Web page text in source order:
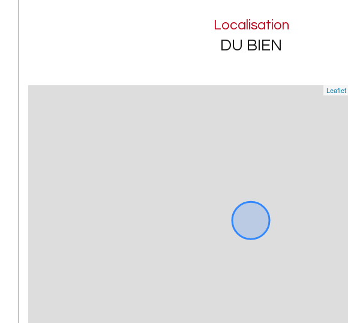
Localisation
DU BIEN
Leaflet